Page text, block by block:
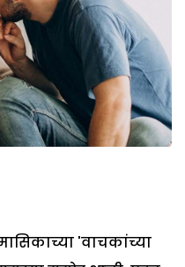
'वाचकांच्या